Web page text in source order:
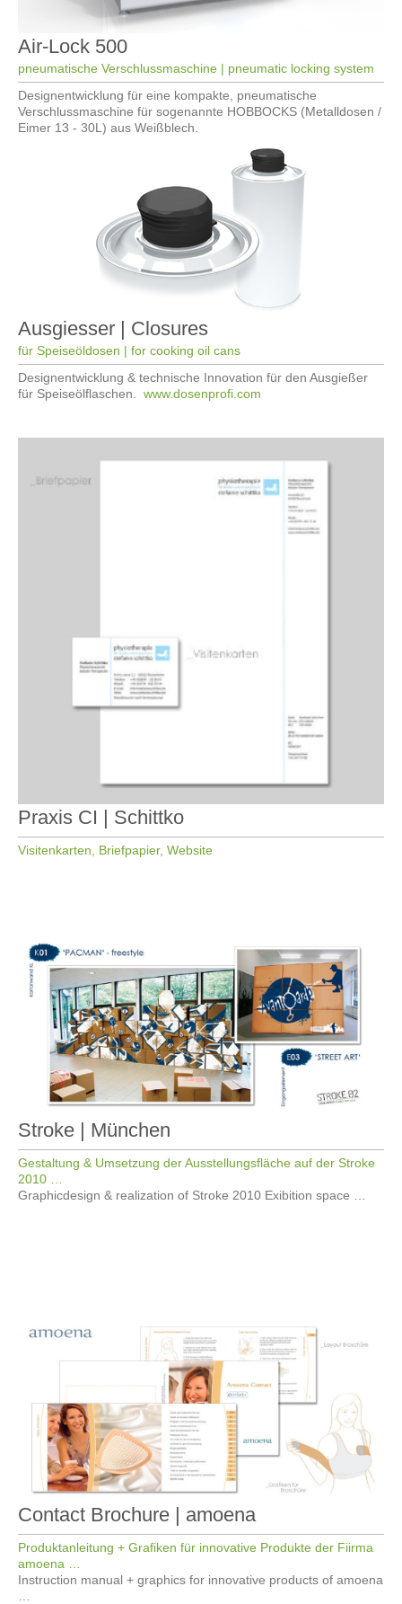
Air-Lock 500
pneumatische Verschlussmaschine | pneumatic locking system
Designentwicklung für eine kompakte, pneumatische
Verschlussmaschine für sogenannte HOBBOCKS (Metalldosen /
Eimer 13 - 30L) aus Weißblech.
Ausgiesser | Closures
für Speiseöldosen | for cooking oil cans
Designentwicklung & technische Innovation für den Ausgießer
für Speiseölflaschen. www.dosenprofi.com
Praxis CI | Schittko
Visitenkarten, Briefpapier, Website
Stroke | München
Gestaltung & Umsetzung der Ausstellungsfläche auf der Stroke
2010 …
Graphicdesign & realization of Stroke 2010 Exibition space …
Contact Brochure | amoena
Produktanleitung + Grafiken für innovative Produkte der Fiirma
amoena …
Instruction manual + graphics for innovative products of amoena